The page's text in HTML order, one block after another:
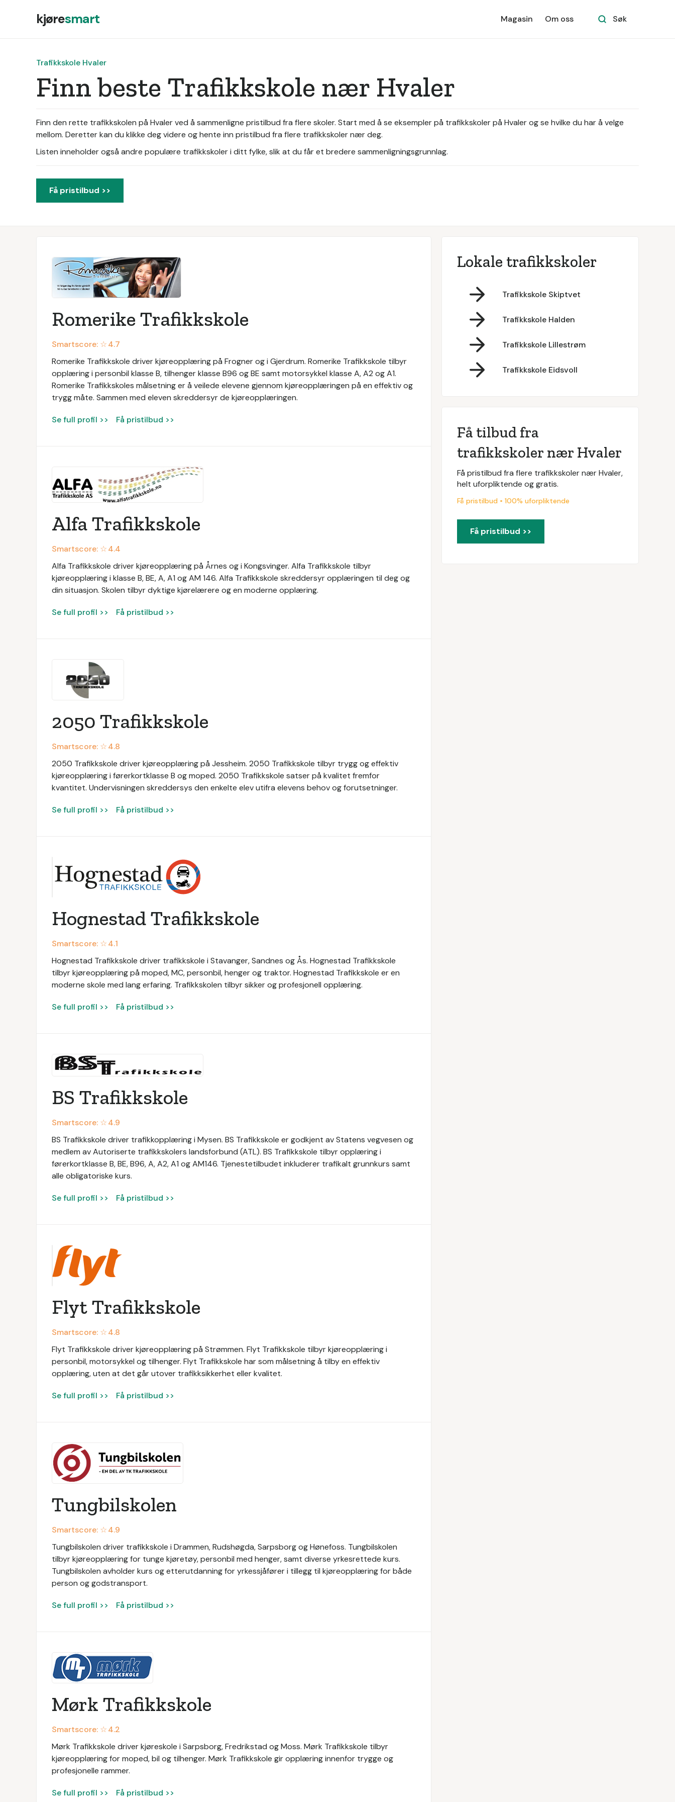
kjøresmart Magasin Om oss Søk
Trafikkskole Hvaler
Finn beste Trafikkskole nær Hvaler
Finn den rette trafikkskolen på Hvaler ved å sammenligne pristilbud fra flere skoler. Start med å se eksempler på trafikkskoler på Hvaler og se hvilke du har å velge
mellom. Deretter kan du klikke deg videre og hente inn pristilbud fra flere trafikkskoler nær deg.
Listen inneholder også andre populære trafikkskoler i ditt fylke, slik at du får et bredere sammenligningsgrunnlag.
Få pristilbud >>
Romerike Trafikkskole
Smartscore: ☆4.7
Romerike Trafikkskole driver kjøreopplæring på Frogner og i Gjerdrum. Romerike Trafikkskole tilbyr
opplæring i personbil klasse B, tilhenger klasse B96 og BE samt motorsykkel klasse A, A2 og A1.
Romerike Trafikkskoles målsetning er å veilede elevene gjennom kjøreopplæringen på en effektiv og
trygg måte. Sammen med eleven skreddersyr de kjøreopplæringen.
Se full profil >> Få pristilbud >>
Alfa Trafikkskole
Smartscore: ☆4.4
Alfa Trafikkskole driver kjøreopplæring på Årnes og i Kongsvinger. Alfa Trafikkskole tilbyr
kjøreopplæring i klasse B, BE, A, A1 og AM 146. Alfa Trafikkskole skreddersyr opplæringen til deg og
din situasjon. Skolen tilbyr dyktige kjørelærere og en moderne opplæring.
Se full profil >> Få pristilbud >>
2050 Trafikkskole
Smartscore: ☆4.8
2050 Trafikkskole driver kjøreopplæring på Jessheim. 2050 Trafikkskole tilbyr trygg og effektiv
kjøreopplæring i førerkortklasse B og moped. 2050 Trafikkskole satser på kvalitet fremfor
kvantitet. Undervisningen skreddersys den enkelte elev utifra elevens behov og forutsetninger.
Se full profil >> Få pristilbud >>
Hognestad Trafikkskole
Smartscore: ☆4.1
Hognestad Trafikkskole driver trafikkskole i Stavanger, Sandnes og Ås. Hognestad Trafikkskole
tilbyr kjøreopplæring på moped, MC, personbil, henger og traktor. Hognestad Trafikkskole er en
moderne skole med lang erfaring. Trafikkskolen tilbyr sikker og profesjonell opplæring.
Se full profil >> Få pristilbud >>
BS Trafikkskole
Smartscore: ☆4.9
BS Trafikkskole driver trafikkopplæring i Mysen. BS Trafikkskole er godkjent av Statens vegvesen og
medlem av Autoriserte trafikkskolers landsforbund (ATL). BS Trafikkskole tilbyr opplæring i
førerkortklasse B, BE, B96, A, A2, A1 og AM146. Tjenestetilbudet inkluderer trafikalt grunnkurs samt
alle obligatoriske kurs.
Se full profil >> Få pristilbud >>
Flyt Trafikkskole
Smartscore: ☆4.8
Flyt Trafikkskole driver kjøreopplæring på Strømmen. Flyt Trafikkskole tilbyr kjøreopplæring i
personbil, motorsykkel og tilhenger. Flyt Trafikkskole har som målsetning å tilby en effektiv
opplæring, uten at det går utover trafikksikkerhet eller kvalitet.
Se full profil >> Få pristilbud >>
Tungbilskolen
Smartscore: ☆4.9
Tungbilskolen driver trafikkskole i Drammen, Rudshøgda, Sarpsborg og Hønefoss. Tungbilskolen
tilbyr kjøreopplæring for tunge kjøretøy, personbil med henger, samt diverse yrkesrettede kurs.
Tungbilskolen avholder kurs og etterutdanning for yrkessjåfører i tillegg til kjøreopplæring for både
person og godstransport.
Se full profil >> Få pristilbud >>
Mørk Trafikkskole
Smartscore: ☆4.2
Mørk Trafikkskole driver kjøreskole i Sarpsborg, Fredrikstad og Moss. Mørk Trafikkskole tilbyr
kjøreopplæring for moped, bil og tilhenger. Mørk Trafikkskole gir opplæring innenfor trygge og
profesjonelle rammer.
Se full profil >> Få pristilbud >>
Lokale trafikkskoler
Trafikkskole Skiptvet
Trafikkskole Halden
Trafikkskole Lillestrøm
Trafikkskole Eidsvoll
Få tilbud fra
trafikkskoler nær Hvaler
Få pristilbud fra flere trafikkskoler nær Hvaler,
helt uforpliktende og gratis.
Få pristilbud • 100% uforpliktende
Få pristilbud >>